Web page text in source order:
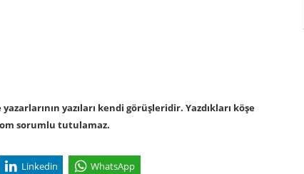
yazıları kendi görüşleridir. Yazdıkları köşe
sorumlu tutulamaz.
Linkedin WhatsApp